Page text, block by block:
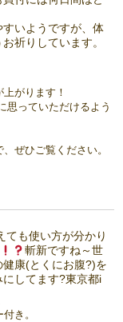
いようですが、体
祈りしています。
がります！
思っていただけるよう
ぜひご覧ください。
ても使い方が分かり
斬新ですね～世
健康(とくにお腹?)を
してます?東京都i
き。